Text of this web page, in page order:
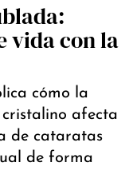
vida con la
cómo la
afecta
de cataratas
de forma